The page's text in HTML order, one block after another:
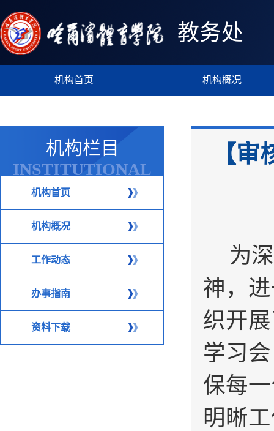
教务处
机构首页 机构概况
机构栏目
INSTITUTIONAL
COLUMN
机构首页
机构概况
工作动态
办事指南
资料下载
【
为
神，
织开
学习
保每
明晰